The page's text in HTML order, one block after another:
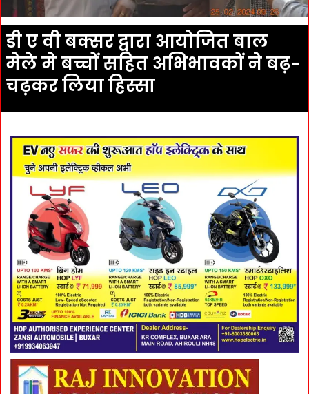
डी ए वी बक्सर द्वारा आयोजित बाल
मेले मे बच्चों सहित अभिभावकों ने बढ़-
चढ़कर लिया हिस्सा